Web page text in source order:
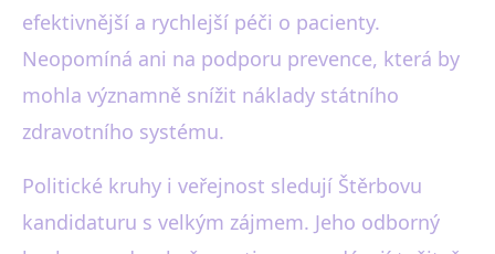
efektivnější a rychlejší péči o pacienty.
Neopomíná ani na podporu prevence, která by
mohla významně snížit náklady státního
zdravotního systému.
Politické kruhy i veřejnost sledují Štěrbovu
kandidaturu s velkým zájmem. Jeho odborný